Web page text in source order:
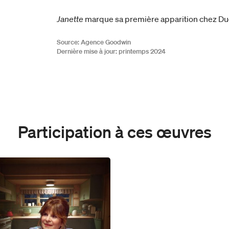
Janette marque sa première apparition chez
Source: Agence Goodwin
Dernière mise à jour: printemps 2024
Participation à ces œuvres